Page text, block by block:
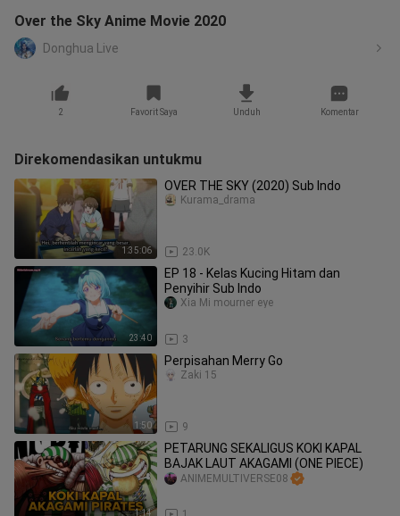
Over the Sky Anime Movie 2020
Donghua Live
2 Favorit Saya Unduh Komentar
Direkomendasikan untukmu
1:35:06
OVER THE SKY (2020) Sub Indo
23.0K
Kurama_drama
23:40
EP 18 - Kelas Kucing Hitam dan
Penyihir Sub Indo
3
Xia Mi mourner eye
1:50
Perpisahan Merry Go
9
Zaki 15
1:14
PETARUNG SEKALIGUS KOKI KAPAL
BAJAK LAUT AKAGAMI (ONE PIECE)
ANIMEMULTIVERSE08